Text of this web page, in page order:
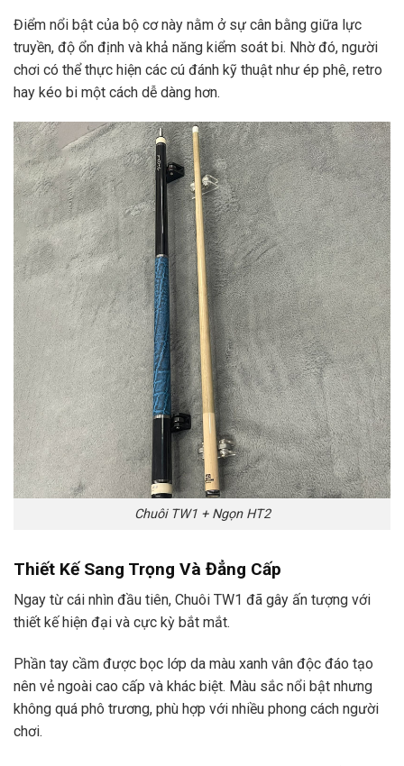
Điểm nổi bật của bộ cơ này nằm ở sự cân bằng giữa lực
truyền, độ ổn định và khả năng kiểm soát bi. Nhờ đó, người
chơi có thể thực hiện các cú đánh kỹ thuật như ép phê, retro
hay kéo bi một cách dễ dàng hơn.
Chuôi TW1 + Ngọn HT2
Thiết Kế Sang Trọng Và Đẳng Cấp
Ngay từ cái nhìn đầu tiên, Chuôi TW1 đã gây ấn tượng với
thiết kế hiện đại và cực kỳ bắt mắt.
Phần tay cầm được bọc lớp da màu xanh vân độc đáo tạo
nên vẻ ngoài cao cấp và khác biệt. Màu sắc nổi bật nhưng
không quá phô trương, phù hợp với nhiều phong cách người
chơi.